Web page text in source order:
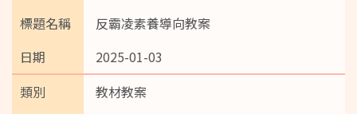
反霸凌素養導向教案
2025-01-03
教材教案